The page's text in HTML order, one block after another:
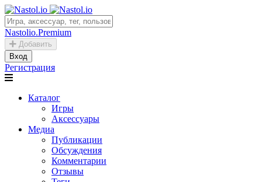
Nastolio.Premium
Добавить
Вход
Регистрация
Каталог
Игры
Аксессуары
Медиа
Публикации
Обсуждения
Комментарии
Отзывы